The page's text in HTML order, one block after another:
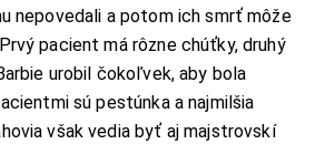
nepovedali a potom ich smrť môže
pacient má rôzne chúťky, druhý
urobil čokoľvek, aby bola
sú pestúnka a najmilšia
však vedia byť aj majstrovskí